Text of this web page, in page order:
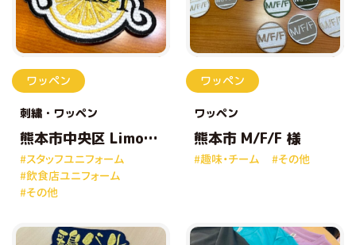
ワッペン
刺繍 ワッペン
熊本市中央区 Limone
K 様
#スタッフユニフォーム
#飲食店ユニフォーム
#その他
ワッペン
ワッペン
熊本市 M/F/F 様
#趣味・チーム #その他